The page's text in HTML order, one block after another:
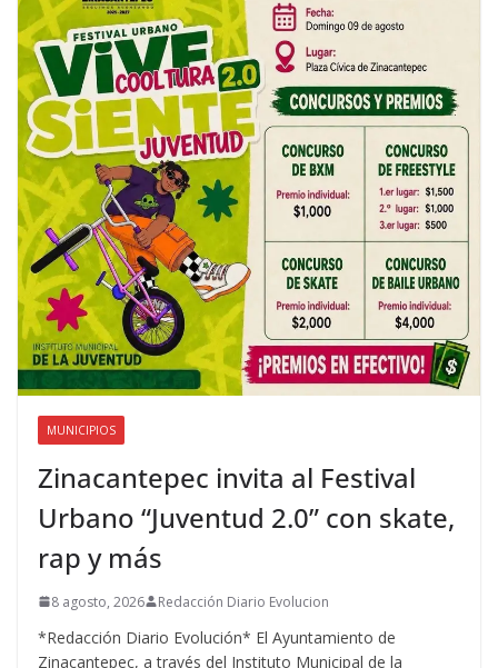
MUNICIPIOS
Zinacantepec invita al Festival
Urbano “Juventud 2.0” con skate,
rap y más
8 agosto, 2026 Redacción Diario Evolucion
*Redacción Diario Evolución* El Ayuntamiento de
Zinacantepec, a través del Instituto Municipal de la